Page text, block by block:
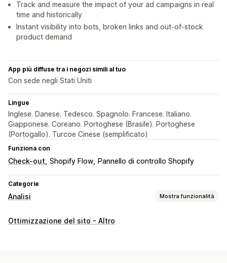
Track and measure the impact of your ad campaigns in real
time and historically
Instant visibility into bots, broken links and out-of-stock
product demand
App più diffuse tra i negozi simili al tuo
Con sede negli Stati Uniti
Lingue
Inglese. Danese. Tedesco. Spagnolo. Francese. Italiano.
Giapponese. Coreano. Portoghese (Brasile). Portoghese
(Portogallo). Turcoe Cinese (semplificato)
Funziona con
Check-out Shopify Flow Pannello di controllo Shopify
Categorie
Analisi Mostra funzionalità
Comportamento dei clienti
Ottimizzazione del sito - Altro